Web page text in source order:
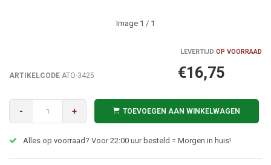
Image 1 / 1
LEVERTIJD OP VOORRAAD
ARTIKELCODE ATO-3425 €16,75
- + TOEVOEGEN AAN WINKELWAGEN
Alles op voorraad? Voor 22:00 uur besteld = Morgen in huis!